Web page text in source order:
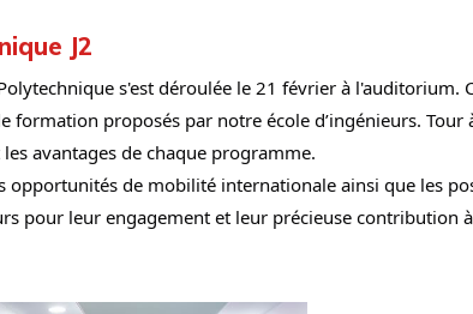
J2
s'est déroulée le 21 février à l'auditorium.
proposés par notre école d’ingénieurs. Tour
avantages de chaque programme.
de mobilité internationale ainsi que les
pour leur engagement et leur précieuse contribution